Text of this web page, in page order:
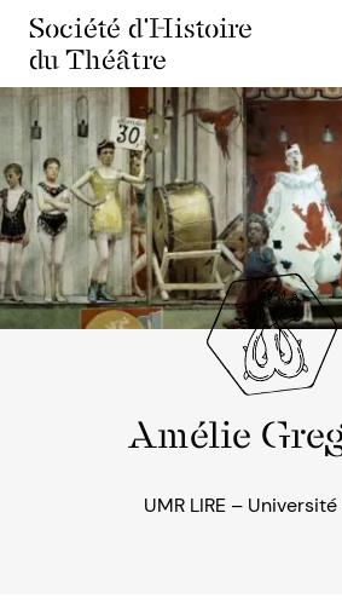
Société d'Histoire
du Théâtre
Amélie
UMR LIRE –